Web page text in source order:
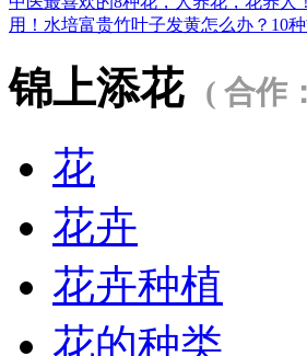
用！ 水培富贵竹叶子发黄怎么办？ 10
锦上添花 ( 合作
花
花卉
花卉种植
花的种类